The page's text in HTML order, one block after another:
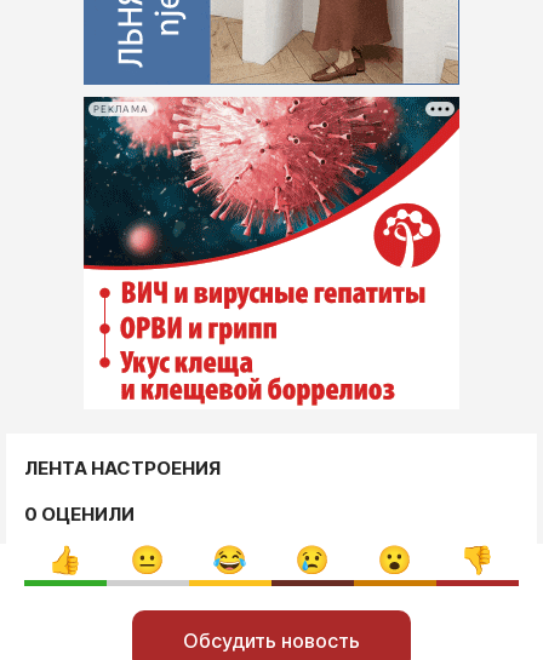
РЕКЛАМА
ЛЕНТА НАСТРОЕНИЯ
0 ОЦЕНИЛИ
Обсудить новость